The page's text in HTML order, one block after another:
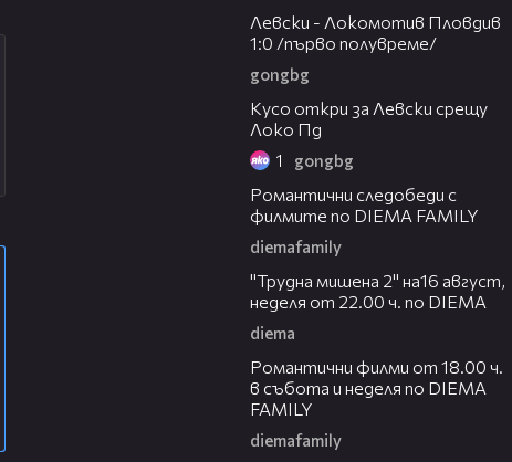
Левски - Локомотив Пловдив
1:0 /първо полувреме/
gongbg
Кусо откри за Левски срещу
Локо Пд
1 gongbg
Романтични следобеди с
филмите по DIEMA FAMILY
diemafamily
"Трудна мишена 2" на16 август,
неделя от 22.00 ч. по DIEMA
diema
Романтични филми от 18.00 ч.
в събота и неделя по DIEMA
FAMILY
diemafamily